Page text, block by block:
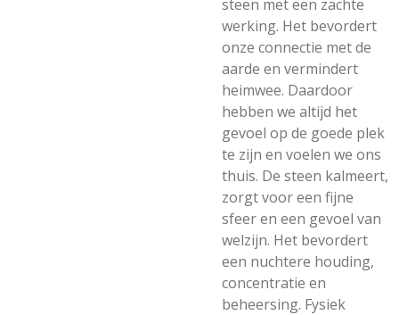
steen met een zachte
werking. Het bevordert
onze connectie met de
aarde en vermindert
heimwee. Daardoor
hebben we altijd het
gevoel op de goede plek
te zijn en voelen we ons
thuis. De steen kalmeert,
zorgt voor een fijne
sfeer en een gevoel van
welzijn. Het bevordert
een nuchtere houding,
concentratie en
beheersing. Fysiek